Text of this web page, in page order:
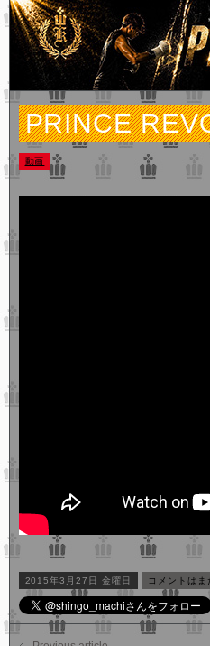
PRINCE
動画
2015年3月27日 金曜日 コメントはま